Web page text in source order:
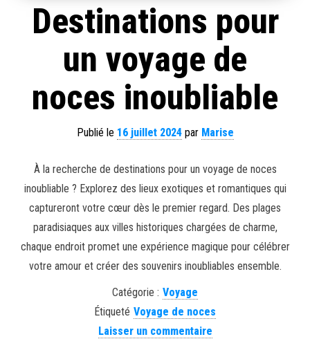
Destinations pour
un voyage de
noces inoubliable
Publié le 16 juillet 2024par Marise
À la recherche de destinations pour un voyage de noces
inoubliable ? Explorez des lieux exotiques et romantiques qui
captureront votre cœur dès le premier regard. Des plages
paradisiaques aux villes historiques chargées de charme,
chaque endroit promet une expérience magique pour célébrer
votre amour et créer des souvenirs inoubliables ensemble.
Catégorie : Voyage
Étiqueté Voyage de noces
Laisser un commentaire